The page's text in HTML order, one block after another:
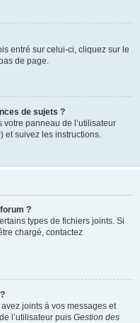
entré sur celui-ci, cliquez sur le
de page.
de sujets ?
panneau de l’utilisateur
) et suivez les instructions.
?
types de fichiers joints. Si
chargé, contactez
joints à vos messages et
l’utilisateur puis Gestion des